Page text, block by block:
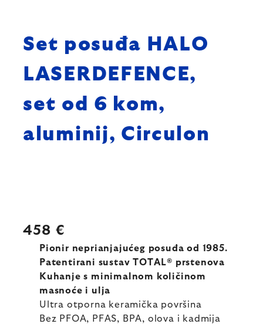
Set posuđa HALO
LASERDEFENCE,
set od 6 kom,
aluminij, Circulon
458 €
Pionir neprianjajućeg posuđa od 1985.
Patentirani sustav TOTAL® prstenova
Kuhanje s minimalnom količinom
masnoće i ulja
Ultra otporna keramička površina
Bez PFOA, PFAS, BPA, olova i kadmija